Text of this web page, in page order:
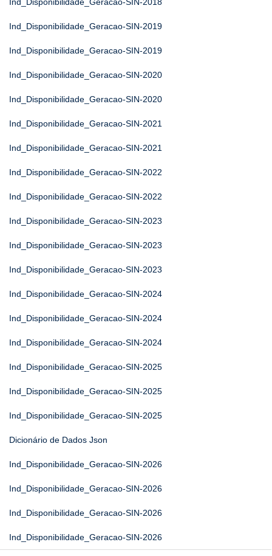
Ind_Disponibilidade_Geracao-SIN-2019
Ind_Disponibilidade_Geracao-SIN-2019
Ind_Disponibilidade_Geracao-SIN-2020
Ind_Disponibilidade_Geracao-SIN-2020
Ind_Disponibilidade_Geracao-SIN-2021
Ind_Disponibilidade_Geracao-SIN-2021
Ind_Disponibilidade_Geracao-SIN-2022
Ind_Disponibilidade_Geracao-SIN-2022
Ind_Disponibilidade_Geracao-SIN-2023
Ind_Disponibilidade_Geracao-SIN-2023
Ind_Disponibilidade_Geracao-SIN-2023
Ind_Disponibilidade_Geracao-SIN-2024
Ind_Disponibilidade_Geracao-SIN-2024
Ind_Disponibilidade_Geracao-SIN-2024
Ind_Disponibilidade_Geracao-SIN-2025
Ind_Disponibilidade_Geracao-SIN-2025
Ind_Disponibilidade_Geracao-SIN-2025
Dicionário de Dados Json
Ind_Disponibilidade_Geracao-SIN-2026
Ind_Disponibilidade_Geracao-SIN-2026
Ind_Disponibilidade_Geracao-SIN-2026
Ind_Disponibilidade_Geracao-SIN-2026